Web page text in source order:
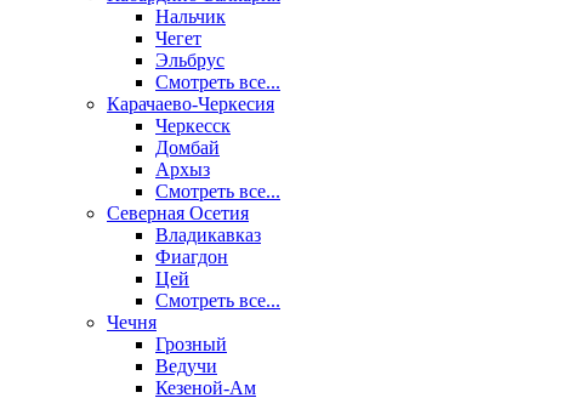
Нальчик
Чегет
Эльбрус
Смотреть все...
Карачаево-Черкесия
Черкесск
Домбай
Архыз
Смотреть все...
Северная Осетия
Владикавказ
Фиагдон
Цей
Смотреть все...
Чечня
Грозный
Ведучи
Кезеной-Ам